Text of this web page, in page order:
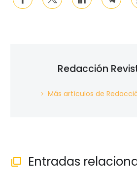
Redacción
Más artículos de
 Entradas